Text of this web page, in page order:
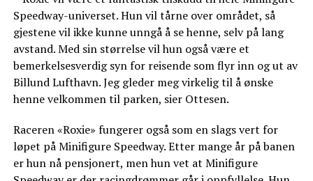
Speedway-universet. Hun vil tårne over området, så
gjestene vil ikke kunne unngå å se henne, selv på lang
avstand. Med sin størrelse vil hun også være et
bemerkelsesverdig syn for reisende som flyr inn og ut av
Billund Lufthavn. Jeg gleder meg virkelig til å ønske
henne velkommen til parken, sier Ottesen.
Raceren «Roxie» fungerer også som en slags vert for
løpet på Minifigure Speedway. Etter mange år på banen
er hun nå pensjonert, men hun vet at Minifigure